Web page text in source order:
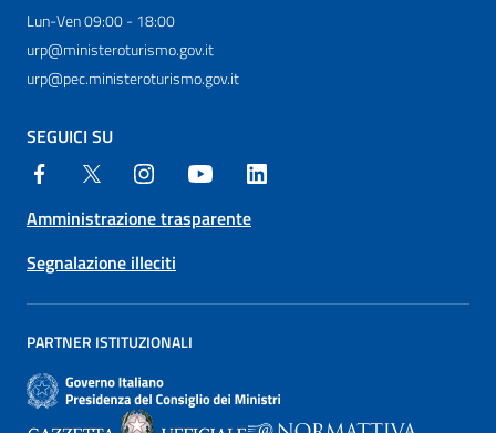
Lun-Ven 09:00 - 18:00
urp@ministeroturismo.gov.it
urp@pec.ministeroturismo.gov.it
SEGUICI SU
Amministrazione trasparente
Segnalazione illeciti
PARTNER ISTITUZIONALI